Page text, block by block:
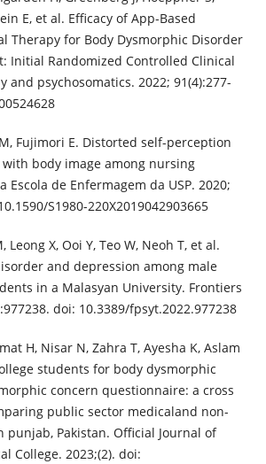
E, et al. Efficacy of App-Based
Therapy for Body Dysmorphic Disorder
Initial Randomized Controlled Clinical
and psychosomatics. 2022; 91(4):277-
Fujimori E. Distorted self-perception
body image among nursing
Escola de Enfermagem da USP. 2020;
S1980-220X2019042903665
Leong X, Ooi Y, Teo W, Neoh T, et al.
and depression among male
in a Malasyan University. Frontiers
doi: 10.3389/fpsyt.2022.977238
H, Nisar N, Zahra T, Ayesha K, Aslam
students for body dysmorphic
concern questionnaire: a cross
public sector medicaland non-
punjab, Pakistan. Official Journal of
College. 2023;(2). doi: